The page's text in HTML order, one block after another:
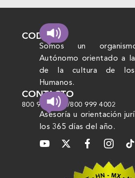
CODHEM
Somos un
Autónomo orientado a
de la cultura de los
Humanos.
CONTACTO
800 999 4000/800 999 4002
Asesoría u orientación
los 365 días del año.